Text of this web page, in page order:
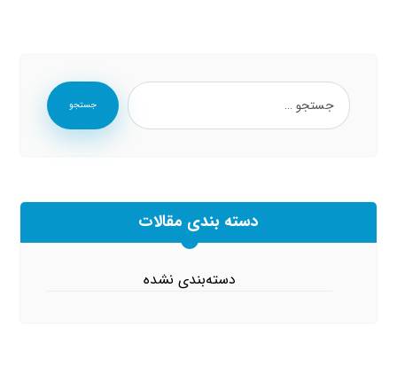
جستجو
دسته بندی مقالات
دسته‌بندی نشده